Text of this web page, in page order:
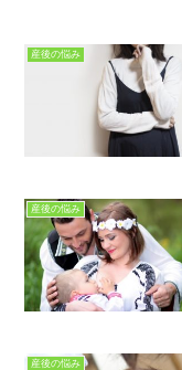
産後の悩み
産後の悩み
産後の悩み